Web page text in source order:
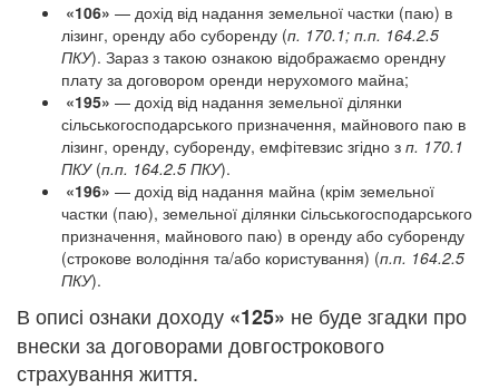
«106» — дохід від надання земельної частки (паю) в
лізинг, оренду або суборенду (п. 170.1; п.п. 164.2.5
ПКУ). Зараз з такою ознакою відображаємо орендну
плату за договором оренди нерухомого майна;
«195» — дохід від надання земельної ділянки
сільськогосподарського призначення, майнового паю в
лізинг, оренду, суборенду, емфітевзис згідно з п. 170.1
ПКУ(п.п. 164.2.5 ПКУ).
«196» — дохід від надання майна (крім земельної
частки (паю), земельної ділянки cільськогосподарського
призначення, майнового паю) в оренду або суборенду
(строкове володіння та/або користування) (п.п. 164.2.5
ПКУ).
В описі ознаки доходу «125» не буде згадки про
внески за договорами довгострокового
страхування життя.